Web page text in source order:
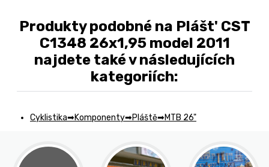
Produkty podobné na Plášt' CST
C1348 26x1,95 model 2011
najdete také v následujících
kategoriích:
Cyklistika Komponenty Pláště MTB 26"